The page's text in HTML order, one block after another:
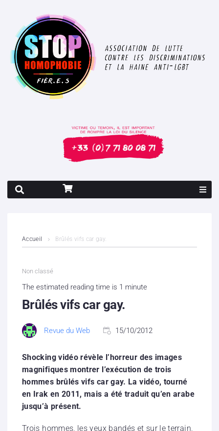
Nous soutenir
Boutique
Partenaires
Contacts
Hébergement solidaire
Accueil Brûlés vifs car gay.
Non classé
The estimated reading time is 1 minute
Brûlés vifs car gay.
Revue du Web 15/10/2012
Shocking vidéo révèle l’horreur des images
magnifiques montrer l’exécution de trois
hommes brûlés vifs car gay. La vidéo, tourné
en Irak en 2011, mais a été traduit qu’en arabe
jusqu’à présent.
Trois hommes, les yeux bandés et sur le terrain,